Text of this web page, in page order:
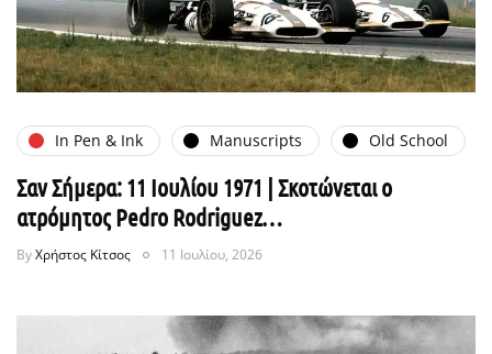
In Pen & Ink Manuscripts Old School
Σαν Σήμερα: 11 Ιουλίου 1971 | Σκοτώνεται ο
ατρόμητος Pedro Rodriguez…
ByΧρήστος Κίτσος 11 Ιουλίου, 2026